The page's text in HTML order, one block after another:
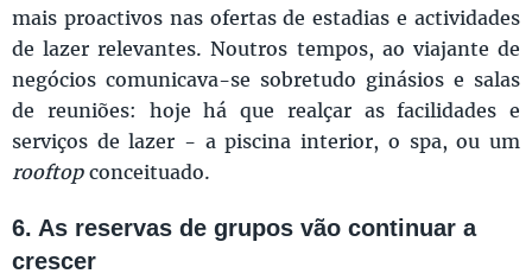
mais proactivos nas ofertas de estadias e actividades
de lazer relevantes. Noutros tempos, ao viajante de
negócios comunicava-se sobretudo ginásios e salas
de reuniões: hoje há que realçar as facilidades e
serviços de lazer - a piscina interior, o spa, ou um
rooftopconceituado.
6. As reservas de grupos vão continuar a
crescer